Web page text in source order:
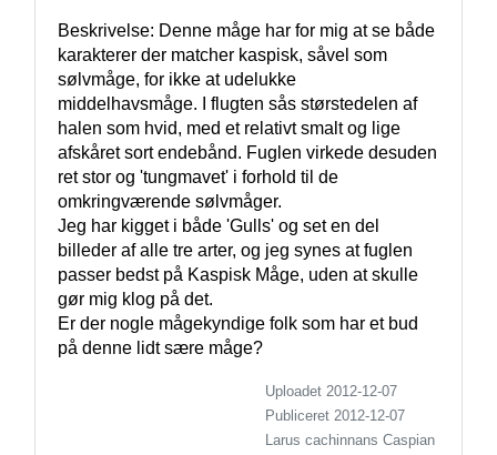
Beskrivelse: Denne måge har for mig at se både
karakterer der matcher kaspisk, såvel som
sølvmåge, for ikke at udelukke
middelhavsmåge. I flugten sås størstedelen af
halen som hvid, med et relativt smalt og lige
afskåret sort endebånd. Fuglen virkede desuden
ret stor og 'tungmavet' i forhold til de
omkringværende sølvmåger.
Jeg har kigget i både 'Gulls' og set en del
billeder af alle tre arter, og jeg synes at fuglen
passer bedst på Kaspisk Måge, uden at skulle
gør mig klog på det.
Er der nogle mågekyndige folk som har et bud
på denne lidt sære måge?
Uploadet 2012-12-07
Publiceret 2012-12-07
Larus cachinnans Caspian